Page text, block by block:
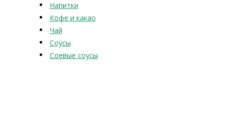
Напитки
Кофе и какао
Чай
Соусы
Соевые соусы